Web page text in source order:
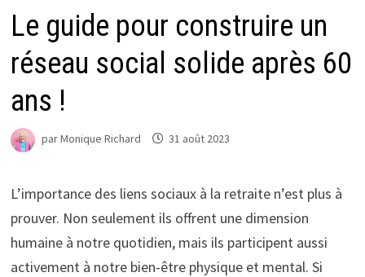
Le guide pour construire un
réseau social solide après 60
ans !
parMonique Richard 31 août 2023
L’importance des liens sociaux à la retraite n’est plus à
prouver. Non seulement ils offrent une dimension
humaine à notre quotidien, mais ils participent aussi
activement à notre bien-être physique et mental. Si